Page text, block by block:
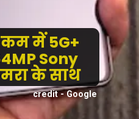
कम में 5G+
Sony
के साथ
credit - Google